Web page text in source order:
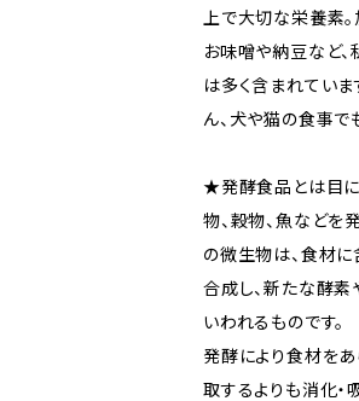
上で大切な栄養素。
お味噌や納豆など
は多く含まれてい
ん、犬や猫の食事で
★発酵食品とは目に
物、穀物、魚などを
の微生物は、食材
合成し、新たな酵素
いわれるものです。
発酵により食材を
取するよりも消化・